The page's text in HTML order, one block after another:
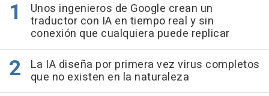
Unos ingenieros de Google crean un
traductor con IA en tiempo real y sin
conexión que cualquiera puede replicar
La IA diseña por primera vez virus completos
que no existen en la naturaleza